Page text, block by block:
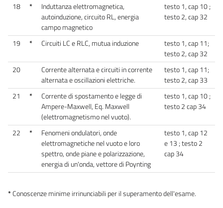
18 *
Induttanza elettromagnetica,
autoinduzione, circuito RL, energia
campo magnetico
testo 1, cap 10 ;
testo 2, cap 32
19 * Circuiti LC e RLC, mutua induzione
testo 1, cap 11;
testo 2, cap 32
20
Corrente alternata e circuiti in corrente
alternata e oscillazioni elettriche.
testo 1, cap 11;
testo 2, cap 33
21
*
Corrente di spostamento e legge di
Ampere-Maxwell, Eq. Maxwell
(elettromagnetismo nel vuoto).
testo 1, cap 10 ;
testo 2 cap 34
22 *
Fenomeni ondulatori, onde
elettromagnetiche nel vuoto e loro
spettro, onde piane e polarizzazione,
energia di un'onda, vettore di Poynting
testo 1, cap 12
e 13 ; testo 2
cap 34
*Conoscenze minime irrinunciabili per il superamento dell'esame.